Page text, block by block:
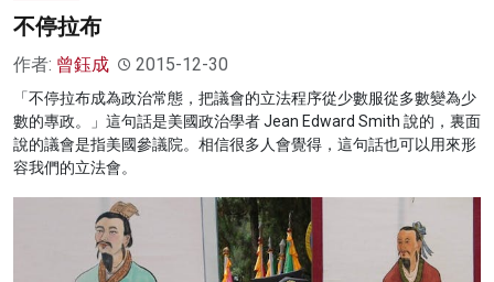
不停拉布
作者: 曾鈺成 2015-12-30
「不停拉布成為政治常態，把議會的立法程序從少數服從多數變為少
數的專政。」這句話是美國政治學者 Jean Edward Smith 說的，裏面
說的議會是指美國參議院。相信很多人會覺得，這句話也可以用來形
容我們的立法會。